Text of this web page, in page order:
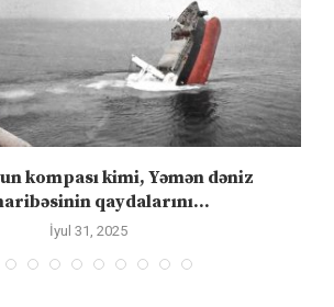
kompası kimi, Yəmən dəniz
qaydalarını...
İyul 31, 2025